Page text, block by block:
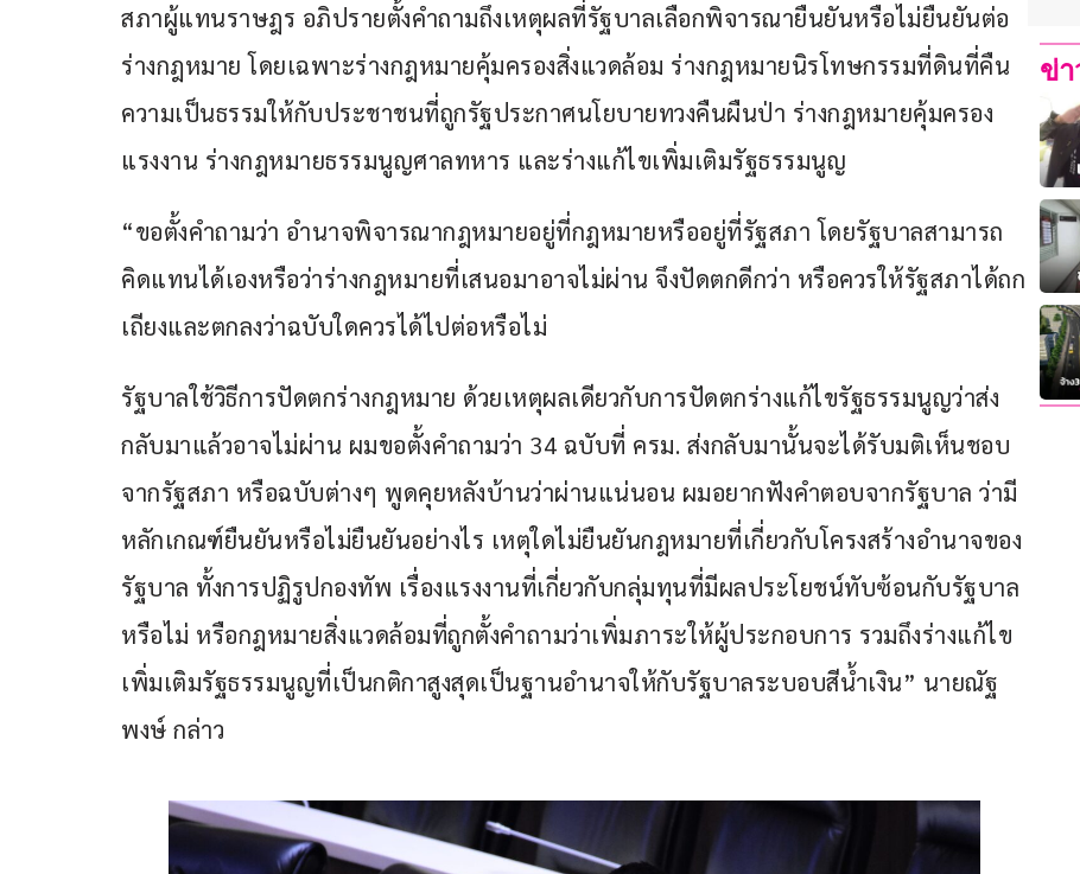
สภาผู้แทนราษฎร อภิปรายตั้งคำถามถึงเหตุผลที่รัฐบาลเลือกพิจารณายืนยันหรือไม่ยืนยันต่อ
ร่างกฎหมาย โดยเฉพาะร่างกฎหมายคุ้มครองสิ่งแวดล้อม ร่างกฎหมายนิรโทษกรรมที่ดินที่คืน
ความเป็นธรรมให้กับประชาชนที่ถูกรัฐประกาศนโยบายทวงคืนผืนป่า ร่างกฎหมายคุ้มครอง
แรงงาน ร่างกฎหมายธรรมนูญศาลทหาร และร่างแก้ไขเพิ่มเติมรัฐธรรมนูญ
“ขอตั้งคำถามว่า อำนาจพิจารณากฎหมายอยู่ที่กฎหมายหรืออยู่ที่รัฐสภา โดยรัฐบาลสามารถ
คิดแทนได้เองหรือว่าร่างกฎหมายที่เสนอมาอาจไม่ผ่าน จึงปัดตกดีกว่า หรือควรให้รัฐสภาได้ถก
เถียงและตกลงว่าฉบับใดควรได้ไปต่อหรือไม่
รัฐบาลใช้วิธีการปัดตกร่างกฎหมาย ด้วยเหตุผลเดียวกับการปัดตกร่างแก้ไขรัฐธรรมนูญว่าส่ง
กลับมาแล้วอาจไม่ผ่าน ผมขอตั้งคำถามว่า 34 ฉบับที่ ครม. ส่งกลับมานั้นจะได้รับมติเห็นชอบ
จากรัฐสภา หรือฉบับต่างๆ พูดคุยหลังบ้านว่าผ่านแน่นอน ผมอยากฟังคำตอบจากรัฐบาล ว่ามี
หลักเกณฑ์ยืนยันหรือไม่ยืนยันอย่างไร เหตุใดไม่ยืนยันกฎหมายที่เกี่ยวกับโครงสร้างอำนาจของ
รัฐบาล ทั้งการปฏิรูปกองทัพ เรื่องแรงงานที่เกี่ยวกับกลุ่มทุนที่มีผลประโยชน์ทับซ้อนกับรัฐบาล
หรือไม่ หรือกฎหมายสิ่งแวดล้อมที่ถูกตั้งคำถามว่าเพิ่มภาระให้ผู้ประกอบการ รวมถึงร่างแก้ไข
เพิ่มเติมรัฐธรรมนูญที่เป็นกติกาสูงสุดเป็นฐานอำนาจให้กับรัฐบาลระบอบสีน้ำเงิน” นายณัฐ
พงษ์ กล่าว
ข่า